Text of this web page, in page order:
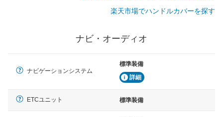
楽天市場でハンドルカバーを探す
ナビ・オーディオ
ナビゲーションシステム
標準装備
詳細
ETCユニット 標準装備